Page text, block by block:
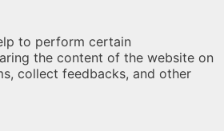
to perform certain
the content of the website on
collect feedbacks, and other